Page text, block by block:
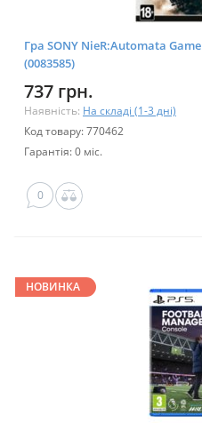
Гра SONY NieR:Automata
(0083585)
737 грн.
Наявність: На складі (1-3 дні)
Код товару: 770462
Гарантія: 0 міс.
0
НОВИНКА